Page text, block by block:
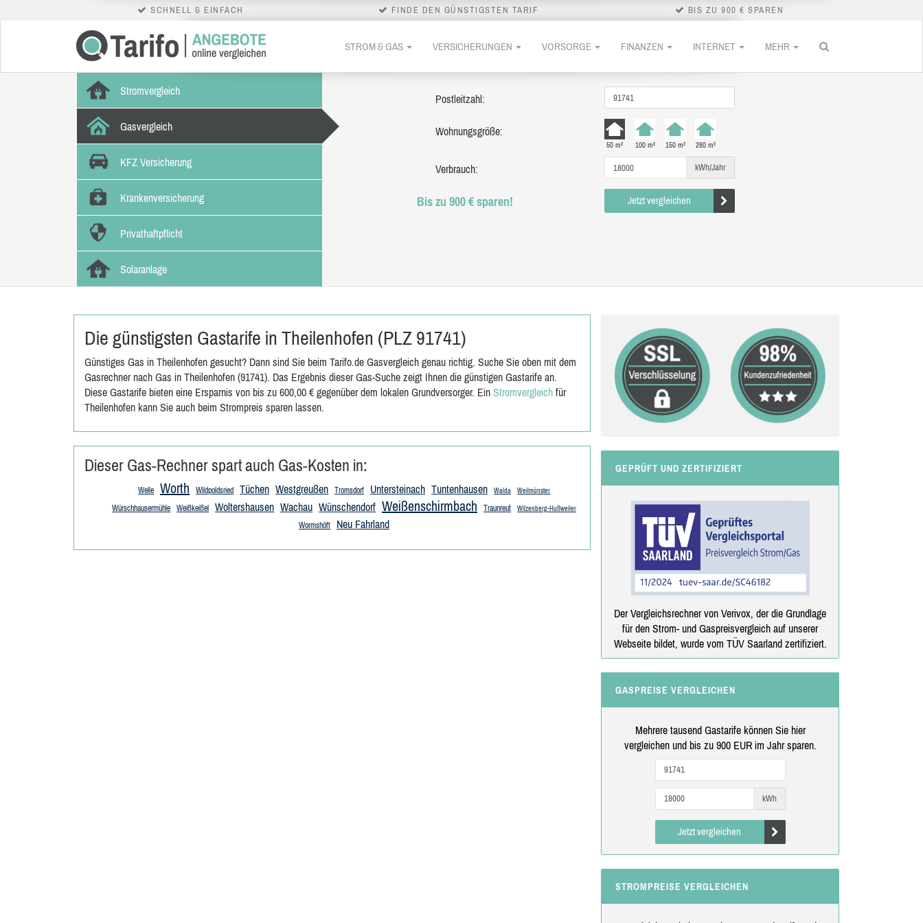
SCHNELL & EINFACH FINDE DEN GÜNSTIGSTEN TARIF BIS ZU 900 € SPAREN
STROM & GAS VERSICHERUNGEN VORSORGE FINANZEN INTERNET MEHR
Stromvergleich
Gasvergleich
KFZ Versicherung
Krankenversicherung
Privathaftpflicht
Solaranlage
Postleitzahl:
Wohnungsgröße:
50 m² 100 m² 150 m² 280 m²
Verbrauch: kWh/Jahr
Bis zu 900 € sparen! Jetzt vergleichen
Die günstigsten Gastarife in Theilenhofen (PLZ 91741)
Günstiges Gas in Theilenhofen gesucht? Dann sind Sie beim Tarifo.de Gasvergleich genau richtig. Suche Sie oben mit dem
Gasrechner nach Gas in Theilenhofen (91741). Das Ergebnis dieser Gas-Suche zeigt Ihnen die günstigen Gastarife an.
Diese Gastarife bieten eine Ersparnis von bis zu 600,00 € gegenüber dem lokalen Grundversorger. Ein Stromvergleich für
Theilenhofen kann Sie auch beim Strompreis sparen lassen.
Dieser Gas-Rechner spart auch Gas-Kosten in:
Welle Worth Wildpoldsried Tüchen Westgreußen Tromsdorf Untersteinach Tuntenhausen Walda Weilmünster
Würschhausermühle Weißkeißel Woltershausen Wachau Wünschendorf Weißenschirmbach Traunreut Wilzenberg-Hußweiler
Wormshöft Neu Fahrland
GEPRÜFT UND ZERTIFIZIERT
Der Vergleichsrechner von Verivox, der die Grundlage
für den Strom- und Gaspreisvergleich auf unserer
Webseite bildet, wurde vom TÜV Saarland zertifiziert.
GASPREISE VERGLEICHEN
Mehrere tausend Gastarife können Sie hier
vergleichen und bis zu 900 EUR im Jahr sparen.
kWh
Jetzt vergleichen
STROMPREISE VERGLEICHEN